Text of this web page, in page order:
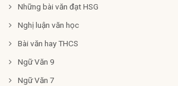
Những bài văn đạt HSG
Nghị luận văn học
Bài văn hay THCS
Ngữ Văn 9
Ngữ Văn 7